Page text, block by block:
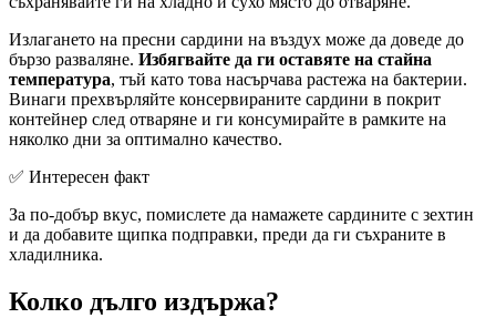
Излагането на пресни сардини на въздух може да доведе до
бързо разваляне. Избягвайте да ги оставяте на стайна
температура, тъй като това насърчава растежа на бактерии.
Винаги прехвърляйте консервираните сардини в покрит
контейнер след отваряне и ги консумирайте в рамките на
няколко дни за оптимално качество.
✅ Интересен факт
За по-добър вкус, помислете да намажете сардините с зехтин
и да добавите щипка подправки, преди да ги съхраните в
хладилника.
Колко дълго издържа?